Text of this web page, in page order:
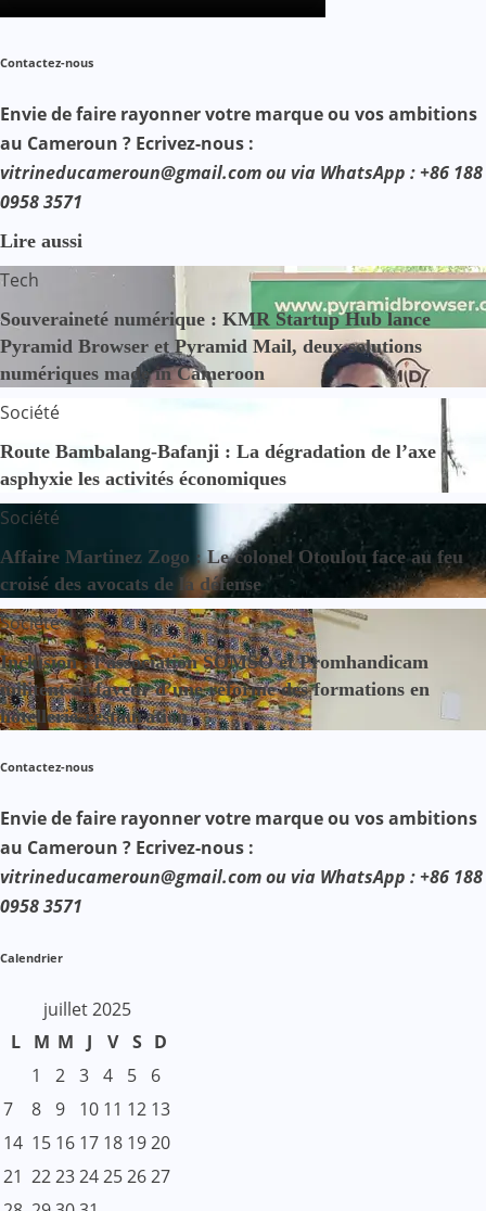
Contactez-nous
Envie de faire rayonner votre marque ou vos ambitions
au Cameroun ? Ecrivez-nous :
vitrineducameroun@gmail.com ou via WhatsApp : +86 188
0958 3571
Lire aussi
Tech
Souveraineté numérique : KMR Startup Hub lance
Pyramid Browser et Pyramid Mail, deux solutions
numériques made in Cameroon
Société
Route Bambalang-Bafanji : La dégradation de l’axe
asphyxie les activités économiques
Société
Affaire Martinez Zogo : Le colonel Otoulou face au feu
croisé des avocats de la défense
Société
Inclusion : l’association SOMSO et Promhandicam
militent en faveur d’une réforme des formations en
hôtellerie-restauration
Contactez-nous
Envie de faire rayonner votre marque ou vos ambitions
au Cameroun ? Ecrivez-nous :
vitrineducameroun@gmail.com ou via WhatsApp : +86 188
0958 3571
Calendrier
juillet 2025
L
M M J V S D
1
2 3 4 5
6
7
8 9 10 11 12 13
14 15 16 17 18 1920
21 222324252627